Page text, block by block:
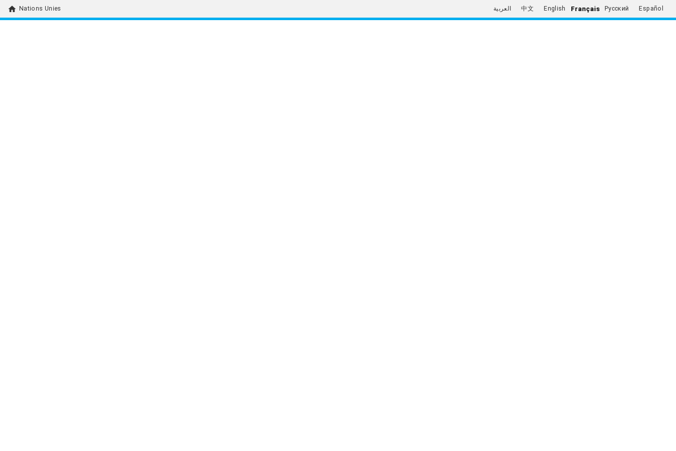
home Nations Unies العربية 中文 English Français Русский Español